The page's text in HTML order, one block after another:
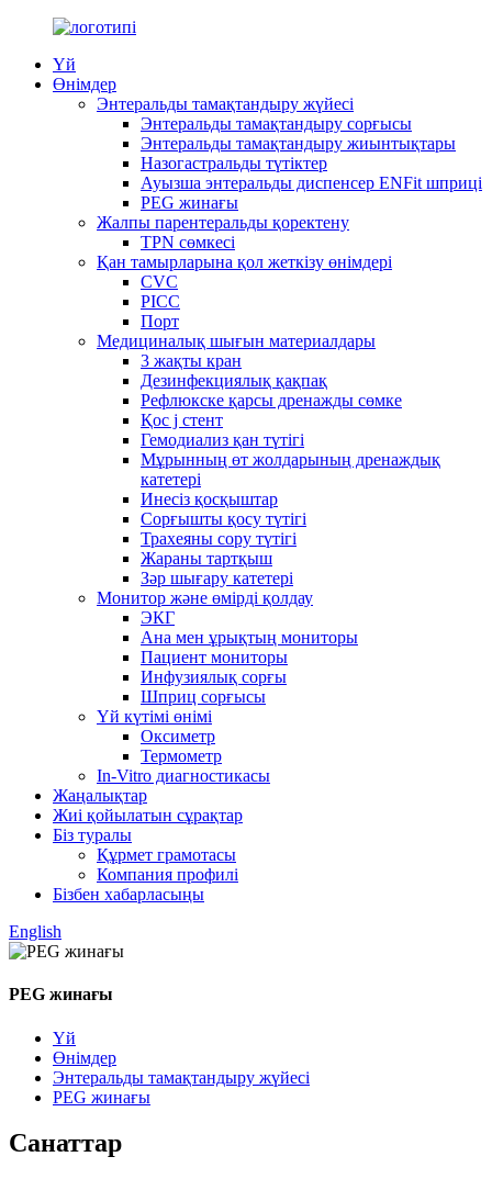
Үй
Өнімдер
Энтеральды тамақтандыру жүйесі
Энтеральды тамақтандыру сорғысы
Энтеральды тамақтандыру жиынтықтары
Назогастральды түтіктер
Ауызша энтеральды диспенсер ENFit шприці
PEG жинағы
Жалпы парентеральды қоректену
TPN сөмкесі
Қан тамырларына қол жеткізу өнімдері
CVC
PICC
Порт
Медициналық шығын материалдары
3 жақты кран
Дезинфекциялық қақпақ
Рефлюкске қарсы дренажды сөмке
Қос j стент
Гемодиализ қан түтігі
Мұрынның өт жолдарының дренаждық
катетері
Инесіз қосқыштар
Сорғышты қосу түтігі
Трахеяны сору түтігі
Жараны тартқыш
Зәр шығару катетері
Монитор және өмірді қолдау
ЭКГ
Ана мен ұрықтың мониторы
Пациент мониторы
Инфузиялық сорғы
Шприц сорғысы
Үй күтімі өнімі
Оксиметр
Термометр
In-Vitro диагностикасы
Жаңалықтар
Жиі қойылатын сұрақтар
Біз туралы
Құрмет грамотасы
Компания профилі
Бізбен хабарласыңы
English
PEG жинағы
Үй
Өнімдер
Энтеральды тамақтандыру жүйесі
PEG жинағы
Санаттар